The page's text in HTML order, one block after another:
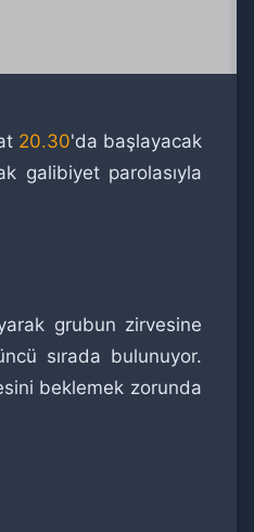
20.30'da başlayacak
galibiyet parolasıyla
grubun zirvesine
sırada bulunuyor.
beklemek zorunda